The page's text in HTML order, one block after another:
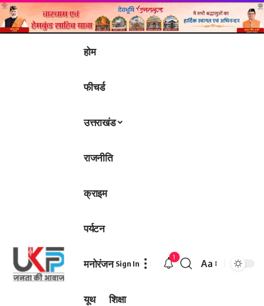
होम
फीचर्ड
उत्तराखंड
राजनीति
क्राइम
पर्यटन
मनोरंजन
यूथ शिक्षा
Sign In
1
Font
Aa